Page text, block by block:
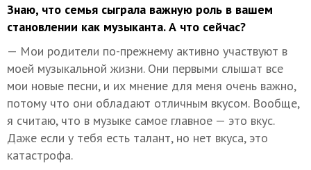
Знаю, что семья сыграла важную роль в вашем
становлении как музыканта. А что сейчас?
— Мои родители по-прежнему активно участвуют в
моей музыкальной жизни. Они первыми слышат все
мои новые песни, и их мнение для меня очень важно,
потому что они обладают отличным вкусом. Вообще,
я считаю, что в музыке самое главное — это вкус.
Даже если у тебя есть талант, но нет вкуса, это
катастрофа.